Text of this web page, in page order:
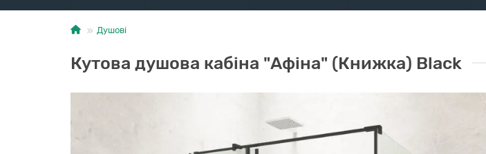
Душові
Кутова душова кабіна "Афіна" (Книжка) Black